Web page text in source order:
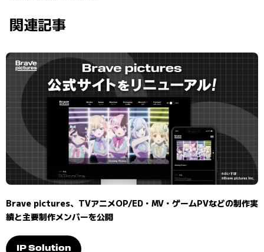
関連記事
Brave pictures、TVアニメOP/ED・MV・ゲームPVなどの制作実
績と主要制作メンバーを公開
IP Solution